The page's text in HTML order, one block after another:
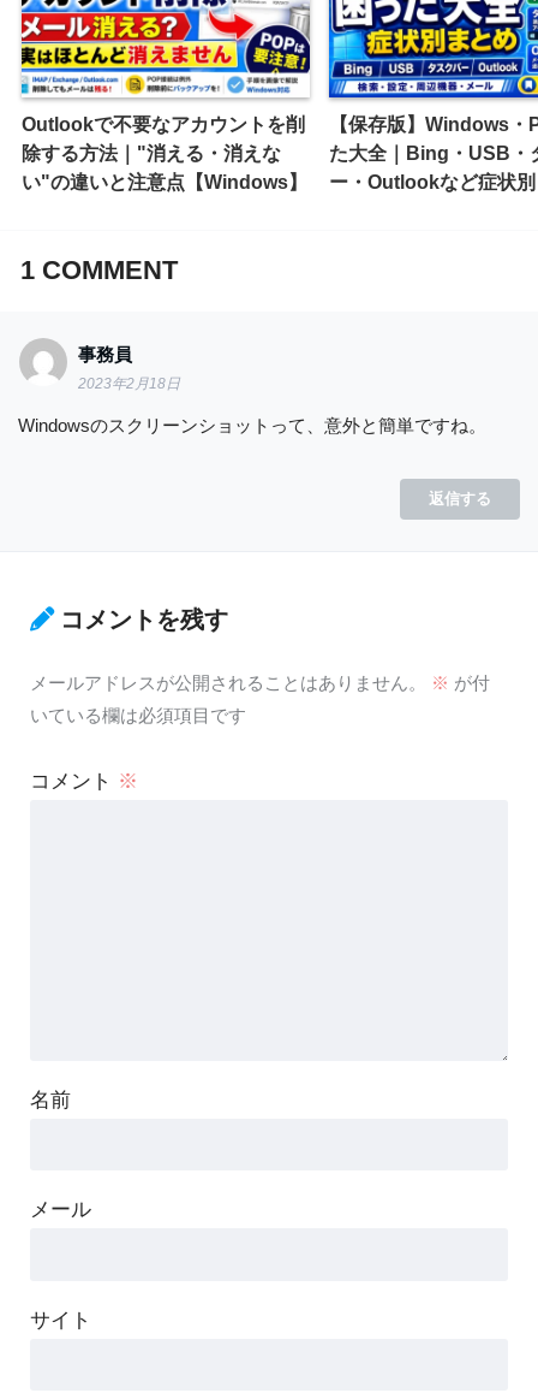
Outlookで不要なアカウントを削
除する方法｜"消える・消えな
い"の違いと注意点【Windows】
【保存版】Windows・
た大全｜Bing・USB・
ー・Outlookなど症状
1COMMENT
事務員
2023年2月18日
Windowsのスクリーンショットって、意外と簡単ですね。
返信する
コメントを残す
メールアドレスが公開されることはありません。 ※ が付
いている欄は必須項目です
コメント ※
名前
メール
サイト